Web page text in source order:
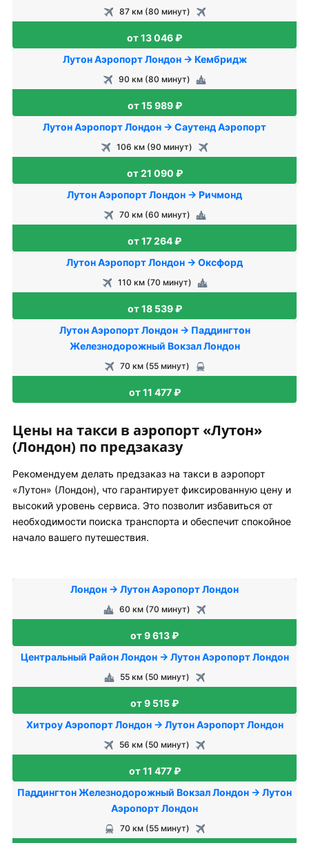
87 км (80 минут)
от 13 046 ₽
Лутон Аэропорт Лондон → Кембридж
90 км (80 минут)
от 15 989 ₽
Лутон Аэропорт Лондон → Саутенд Аэропорт
106 км (90 минут)
от 21 090 ₽
Лутон Аэропорт Лондон → Ричмонд
70 км (60 минут)
от 17 264 ₽
Лутон Аэропорт Лондон → Оксфорд
110 км (70 минут)
от 18 539 ₽
Лутон Аэропорт Лондон → Паддингтон
Железнодорожный Вокзал Лондон
70 км (55 минут)
от 11 477 ₽
Цены на такси в аэропорт «Лутон»
(Лондон) по предзаказу
Рекомендуем делать предзаказ на такси в аэропорт
«Лутон» (Лондон), что гарантирует фиксированную цену и
высокий уровень сервиса. Это позволит избавиться от
необходимости поиска транспорта и обеспечит спокойное
начало вашего путешествия.
Лондон → Лутон Аэропорт Лондон
60 км (70 минут)
от 9 613 ₽
Центральный Район Лондон → Лутон Аэропорт Лондон
55 км (50 минут)
от 9 515 ₽
Хитроу Аэропорт Лондон → Лутон Аэропорт Лондон
56 км (50 минут)
от 11 477 ₽
Паддингтон Железнодорожный Вокзал Лондон → Лутон
Аэропорт Лондон
70 км (55 минут)